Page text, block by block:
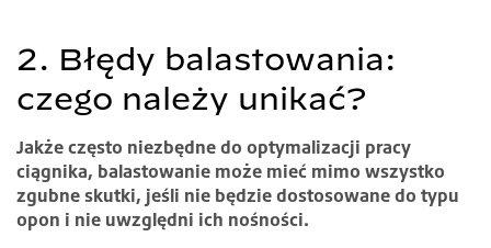
2. Błędy balastowania:
czego należy unikać?
Jakże często niezbędne do optymalizacji pracy
ciągnika, balastowanie może mieć mimo wszystko
zgubne skutki, jeśli nie będzie dostosowane do typu
opon i nie uwzględni ich nośności.